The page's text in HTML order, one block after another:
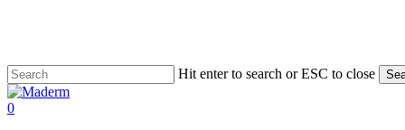
content
Hit enter to search or ESC to close
Close
Search
search
0